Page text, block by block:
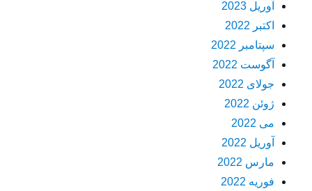
آوریل 2023
اکتبر 2022
سپتامبر 2022
آگوست 2022
جولای 2022
ژوئن 2022
می 2022
آوریل 2022
مارس 2022
فوریه 2022